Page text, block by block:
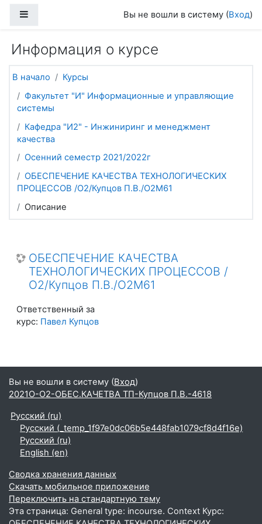
Вы не вошли в систему (Вход)
Информация о курсе
В начало
Курсы
Факультет "И" Информационные и управляющие
системы
Кафедра "И2" - Инжиниринг и менеджмент
качества
Осенний семестр 2021/2022г
ОБЕСПЕЧЕНИЕ КАЧЕСТВА ТЕХНОЛОГИЧЕСКИХ
ПРОЦЕССОВ /О2/Купцов П.В./О2М61
Описание
ОБЕСПЕЧЕНИЕ КАЧЕСТВА
ТЕХНОЛОГИЧЕСКИХ ПРОЦЕССОВ /
О2/Купцов П.В./О2М61
Ответственный за
курс: Павел Купцов
Вы не вошли в систему (Вход)
2021О-О2-ОБЕС.КАЧЕТВА ТП-Купцов П.В.-4618
Русский ‎(ru)‎
Русский ‎(_temp_1f97e0dc06b5e448fab1079cf8d4f16e)‎
Русский ‎(ru)‎
English ‎(en)‎
Сводка хранения данных
Скачать мобильное приложение
Переключить на стандартную тему
Эта страница: General type: incourse. Context Курс: